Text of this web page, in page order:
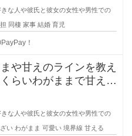
な人や彼氏と彼女の女性や男性での
同棲 家事 結婚 育児
！
や甘えのラインを教え
らいわがままで甘えて
すが、あ
な人や彼氏と彼女の女性や男性での
い わがまま 可愛い 境界線 甘える